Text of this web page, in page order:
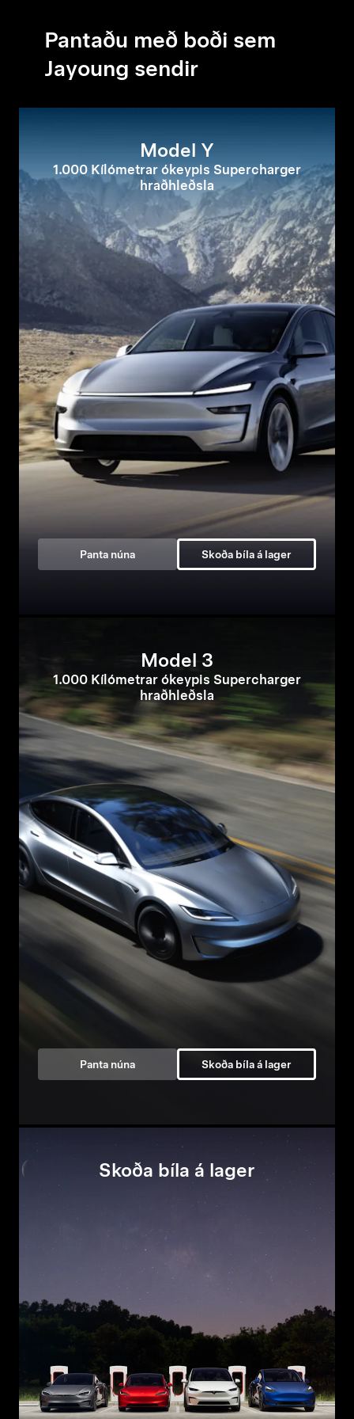
Pantaðu með boði sem
Jayoung sendir
Model Y
1.000 Kílómetrar ókeypis Supercharger
hraðhleðsla
Panta núna Skoða bíla á lager
Model 3
1.000 Kílómetrar ókeypis Supercharger
hraðhleðsla
Panta núna Skoða bíla á lager
Skoða bíla á lager